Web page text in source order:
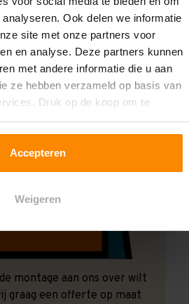
Ook delen we informatie
site met onze partners voor
en analyse. Deze partners kunnen
met andere informatie die u aan
ze hebben verzameld op basis van
Druk op de knop om te
Accepteren
Weigeren
montage aan ons over wilt
graag een offerte op maat